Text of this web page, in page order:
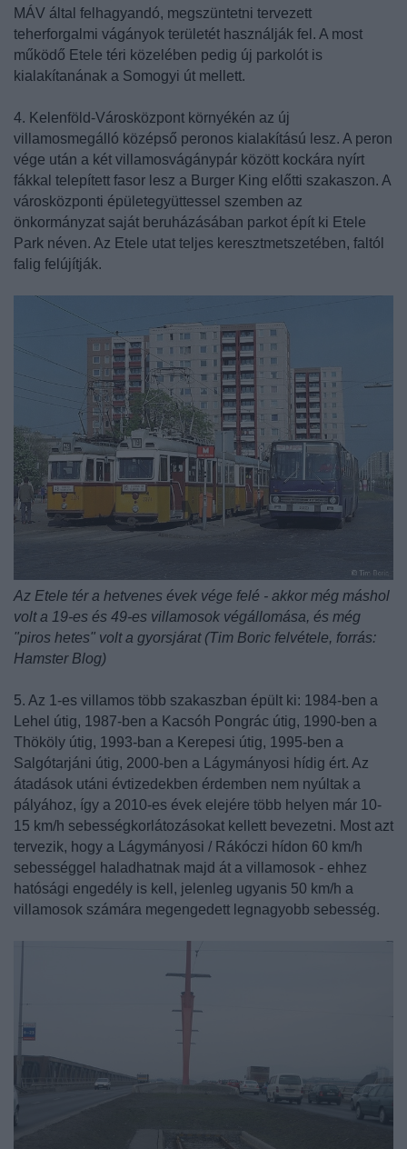
MÁV által felhagyandó, megszüntetni tervezett
teherforgalmi vágányok területét használják fel. A most
működő Etele téri közelében pedig új parkolót is
kialakítanának a Somogyi út mellett.
4. Kelenföld-Városközpont környékén az új
villamosmegálló középső peronos kialakítású lesz. A peron
vége után a két villamosvágánypár között kockára nyírt
fákkal telepített fasor lesz a Burger King előtti szakaszon. A
városközponti épületegyüttessel szemben az
önkormányzat saját beruházásában parkot épít ki Etele
Park néven. Az Etele utat teljes keresztmetszetében, faltól
falig felújítják.
Az Etele tér a hetvenes évek vége felé - akkor még máshol
volt a 19-es és 49-es villamosok végállomása, és még
"piros hetes" volt a gyorsjárat (Tim Boric felvétele, forrás:
Hamster Blog)
5. Az 1-es villamos több szakaszban épült ki: 1984-ben a
Lehel útig, 1987-ben a Kacsóh Pongrác útig, 1990-ben a
Thököly útig, 1993-ban a Kerepesi útig, 1995-ben a
Salgótarjáni útig, 2000-ben a Lágymányosi hídig ért. Az
átadások utáni évtizedekben érdemben nem nyúltak a
pályához, így a 2010-es évek elejére több helyen már 10-
15 km/h sebességkorlátozásokat kellett bevezetni. Most azt
tervezik, hogy a Lágymányosi / Rákóczi hídon 60 km/h
sebességgel haladhatnak majd át a villamosok - ehhez
hatósági engedély is kell, jelenleg ugyanis 50 km/h a
villamosok számára megengedett legnagyobb sebesség.